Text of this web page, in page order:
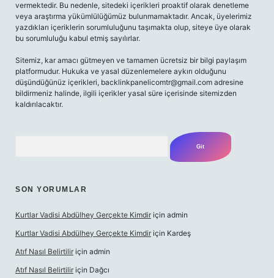
vermektedir. Bu nedenle, sitedeki içerikleri proaktif olarak denetleme
veya araştırma yükümlülüğümüz bulunmamaktadır. Ancak, üyelerimiz
yazdıkları içeriklerin sorumluluğunu taşımakta olup, siteye üye olarak
bu sorumluluğu kabul etmiş sayılırlar.
Sitemiz, kar amacı gütmeyen ve tamamen ücretsiz bir bilgi paylaşım
platformudur. Hukuka ve yasal düzenlemelere aykırı olduğunu
düşündüğünüz içerikleri, backlinkpanelicomtr@gmail.com adresine
bildirmeniz halinde, ilgili içerikler yasal süre içerisinde sitemizden
kaldırılacaktır.
SON YORUMLAR
Kurtlar Vadisi Abdülhey Gerçekte Kimdir için admin
Kurtlar Vadisi Abdülhey Gerçekte Kimdir için Kardeş
Atıf Nasıl Belirtilir için admin
Atıf Nasıl Belirtilir için Dağcı